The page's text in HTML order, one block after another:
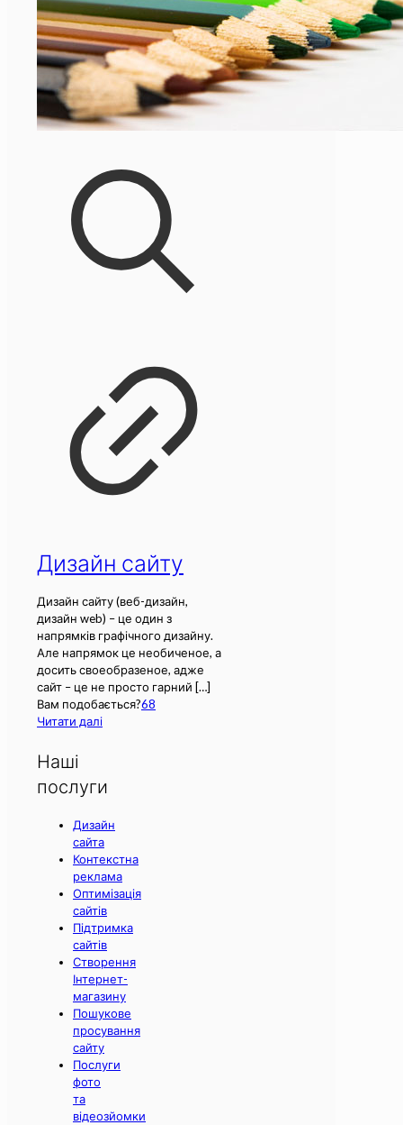
Дизайн сайту
Дизайн сайту (веб-дизайн,
дизайн web) – це один з
напрямків графічного дизайну.
Але напрямок це необиченое, а
досить своеобразеное, адже
сайт – це не просто гарний […]
Вам подобається?68
Читати далі
Наші
послуги
Дизайн
сайта
Контекстна
реклама
Оптимізація
сайтів
Підтримка
сайтів
Створення
Інтернет-
магазину
Пошукове
просування
сайту
Послуги
фото
та
відеозйомки